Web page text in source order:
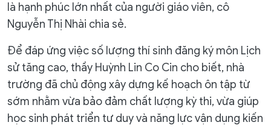
là hạnh phúc lớn nhất của người giáo viên, cô
Nguyễn Thị Nhài chia sẻ.
Để đáp ứng việc số lượng thí sinh đăng ký môn Lịch
sử tăng cao, thầy Huỳnh Lin Co Cin cho biết, nhà
trường đã chủ động xây dựng kế hoạch ôn tập từ
sớm nhằm vừa bảo đảm chất lượng kỳ thi, vừa giúp
học sinh phát triển tư duy và năng lực vận dụng kiến